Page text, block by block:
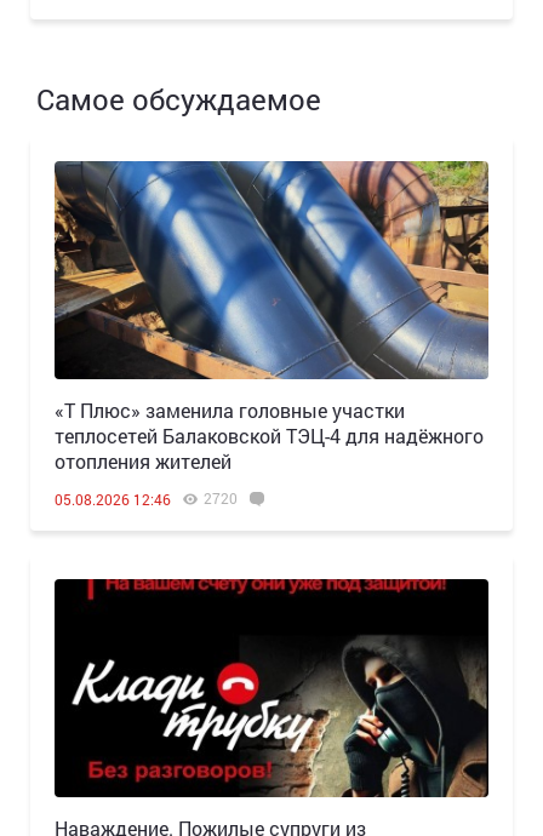
Самое обсуждаемое
«Т Плюс» заменила головные участки
теплосетей Балаковской ТЭЦ-4 для надёжного
отопления жителей
05.08.2026 12:46 2720
Наваждение. Пожилые супруги из